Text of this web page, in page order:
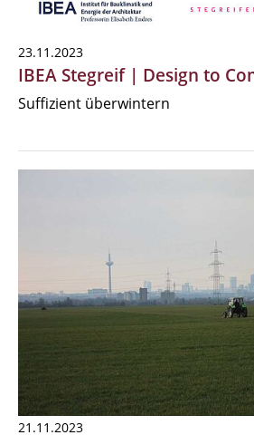
23.11.2023
IBEA Stegreif | Design to
Suffizient überwintern
21.11.2023